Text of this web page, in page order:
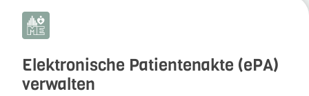
Elektronische Patientenakte (ePA)
verwalten